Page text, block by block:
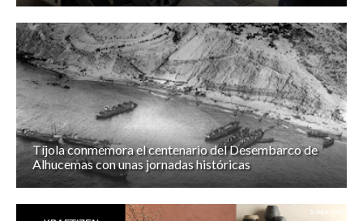
Tíjola conmemora el centenario del Desembarco de
Alhucemas con unas jornadas históricas